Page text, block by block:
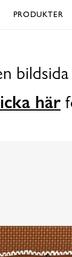
PRODUKTER
här